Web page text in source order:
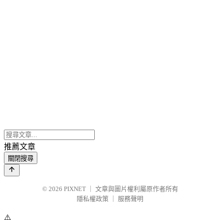
推薦文章
關閉搜尋
© 2026 PIXNET
文章與圖片權利屬原作者所有
隱私權政策
服務聲明
⚠️